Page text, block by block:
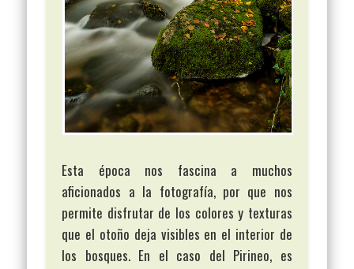
Esta época nos fascina a muchos
aficionados a la fotografía, por que nos
permite disfrutar de los colores y texturas
que el otoño deja visibles en el interior de
los bosques. En el caso del Pirineo, es